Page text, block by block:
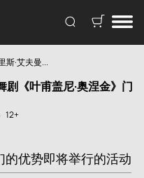
斯·艾夫曼...
剧《叶甫盖尼·奥涅金》门
12+
的优势即将举行的活动